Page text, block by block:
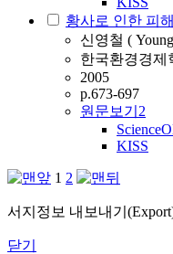
황사로 인한 피
신영철 (
한국환경경제
2005
p.673-697
원문보기 2
KISS
1 2
서지정보 내보내기
닫기